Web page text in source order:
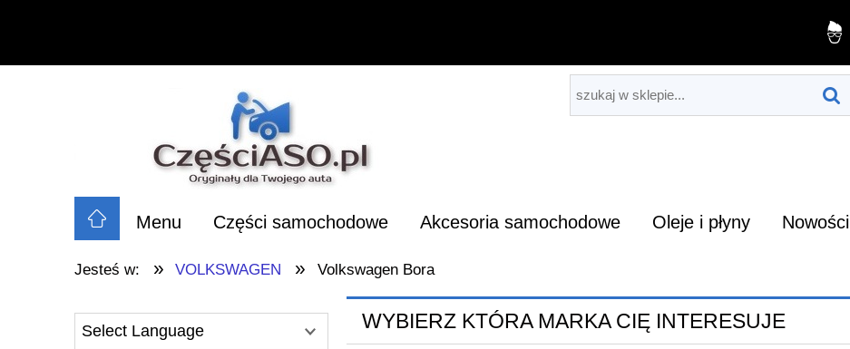
Menu Części samochodowe Akcesoria samochodowe Oleje i płyny Nowości
Jesteś w: » VOLKSWAGEN » Volkswagen Bora
WYBIERZ KTÓRA MARKA CIĘ INTERESUJE